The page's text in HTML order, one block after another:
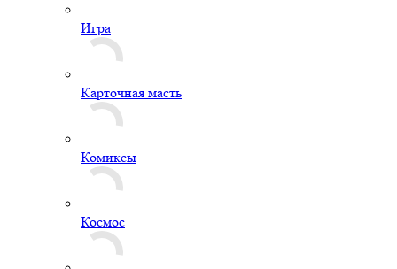
Игра
Карточная масть
Комиксы
Космос